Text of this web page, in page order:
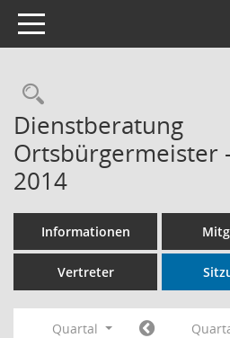
Toggle navigation
Rechercheauswahl
Dienstberatung
Ortsbürgermeister
2014
Informationen
Vertreter
Quartal